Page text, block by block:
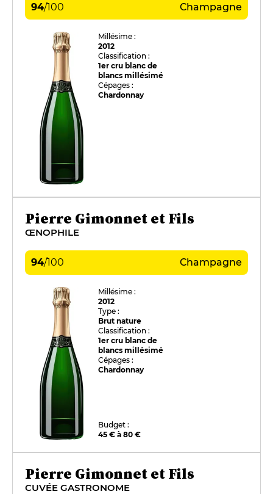
94/100 Champagne
Millésime :
2012
Classification :
1er cru blanc de
blancs millésimé
Cépages :
Chardonnay
Pierre Gimonnet et Fils
ŒNOPHILE
94/100 Champagne
Millésime :
2012
Type :
Brut nature
Classification :
1er cru blanc de
blancs millésimé
Cépages :
Chardonnay
Budget :
45 € à 80 €
Pierre Gimonnet et Fils
CUVÉE GASTRONOME